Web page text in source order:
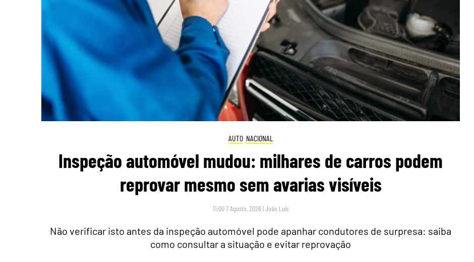
AUTO NACIONAL
Inspeção automóvel mudou: milhares de carros podem
reprovar mesmo sem avarias visíveis
11:00 7 Agosto, 2026 |João Luís
Não verificar isto antes da inspeção automóvel pode apanhar condutores de surpresa: saiba
como consultar a situação e evitar reprovação